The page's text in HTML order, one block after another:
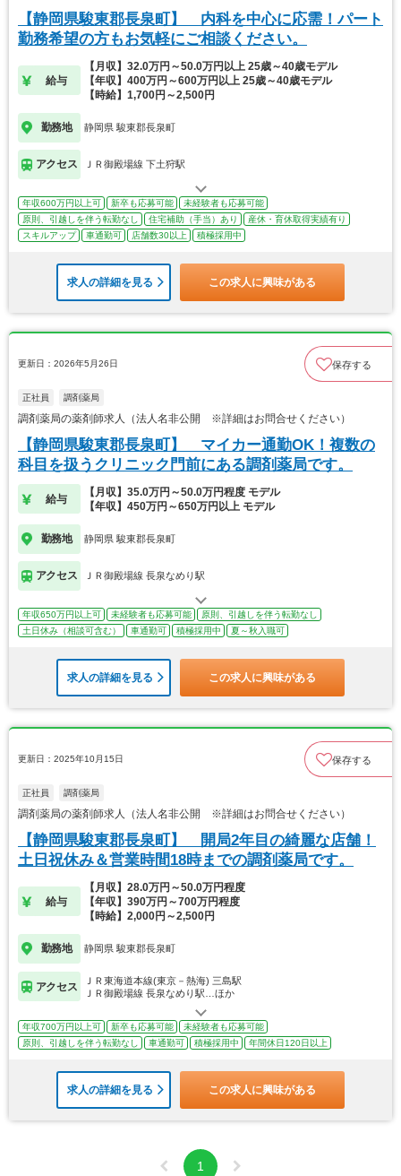
【静岡県駿東郡長泉町】 内科を中心に応需！パート
勤務希望の方もお気軽にご相談ください。
給与
【月収】32.0万円～50.0万円以上 25歳～40歳モデル
【年収】400万円～600万円以上 25歳～40歳モデル
【時給】1,700円～2,500円
勤務地 静岡県 駿東郡長泉町
アクセス ＪＲ御殿場線 下土狩駅
年収600万円以上可 新卒も応募可能
未経験者も応募可能
原則、引越しを伴う転勤なし
住宅補助（手当）あり
産休・育休取得実績有り
スキルアップ
車通勤可 店舗数30以上 積極採用中
求人の詳細を見る この求人に興味がある
更新日：2026年5月26日 保存する
正社員 調剤薬局
調剤薬局の薬剤師求人（法人名非公開 ※詳細はお問合せください）
【静岡県駿東郡長泉町】 マイカー通勤OK！複数の
科目を扱うクリニック門前にある調剤薬局です。
給与
【月収】35.0万円～50.0万円程度 モデル
【年収】450万円～650万円以上 モデル
勤務地 静岡県 駿東郡長泉町
アクセス ＪＲ御殿場線 長泉なめり駅
年収650万円以上可 未経験者も応募可能
原則、引越しを伴う転勤なし
土日休み（相談可含む）
車通勤可 積極採用中 夏～秋入職可
求人の詳細を見る この求人に興味がある
更新日：2025年10月15日 保存する
正社員 調剤薬局
調剤薬局の薬剤師求人（法人名非公開 ※詳細はお問合せください）
【静岡県駿東郡長泉町】 開局2年目の綺麗な店舗！
土日祝休み＆営業時間18時までの調剤薬局です。
給与
【月収】28.0万円～50.0万円程度
【年収】390万円～700万円程度
【時給】2,000円～2,500円
勤務地 静岡県 駿東郡長泉町
アクセス
ＪＲ東海道本線(東京－熱海) 三島駅
ＪＲ御殿場線 長泉なめり駅…ほか
年収700万円以上可 新卒も応募可能
未経験者も応募可能
原則、引越しを伴う転勤なし
車通勤可 積極採用中 年間休日120日以上
求人の詳細を見る この求人に興味がある
1